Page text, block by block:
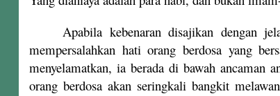
Apabila kebenaran disajikan dengan
mempersalahkan hati orang berdosa yang
menyelamatkan, ia berada di bawah ancaman
orang berdosa akan seringkali bangkit